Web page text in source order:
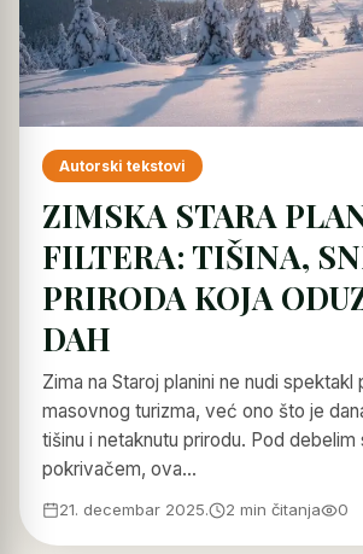
Autorski tekstovi
ZIMSKA STARA
FILTERA: TIŠINA,
PRIRODA KOJA
DAH
Zima na Staroj planini ne nudi spektakl
masovnog turizma, već ono što je
tišinu i netaknutu prirodu. Pod debelim
pokrivačem, ova…
21. decembar 2025. 2 min čitanja 0